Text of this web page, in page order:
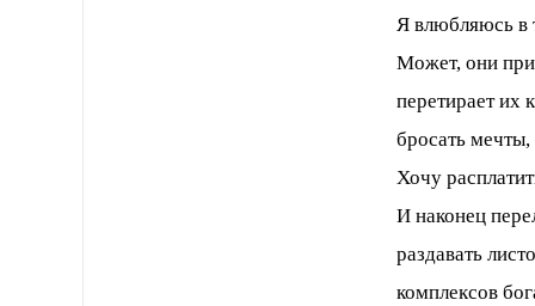
Я влюбляюсь в
Может, они
перетирает их
бросать мечты,
Хочу
И наконец
раздавать
комплексов